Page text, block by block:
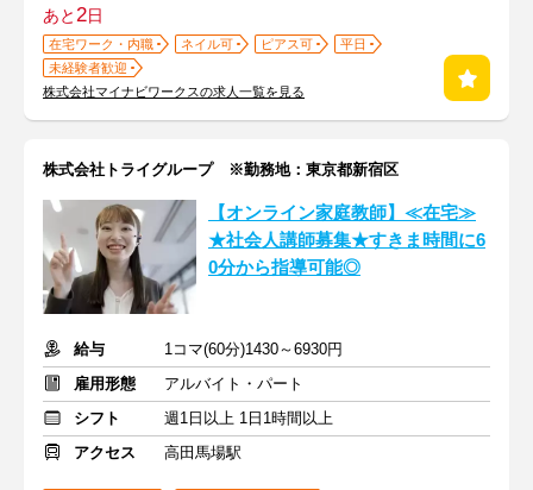
あと2日
在宅ワーク・内職 ネイル可 ピアス可
平日
未経験者歓迎
株式会社マイナビワークスの求人一覧を見る
株式会社トライグループ ※勤務地：東京都新宿区
【オンライン家庭教師】≪在宅≫
★社会人講師募集★すきま時間に6
0分から指導可能◎
給与
1コマ(60分)1430～6930円
雇用形態
アルバイト・パート
シフト
週1日以上 1日1時間以上
アクセス
高田馬場駅